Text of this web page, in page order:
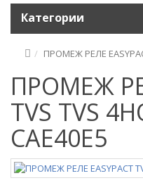
Категории
ПРОМЕЖ РЕЛЕ
ПРОМЕЖ
TVS TVS
CAE40E5